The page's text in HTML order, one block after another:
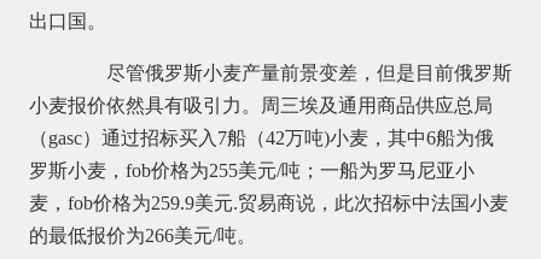
出口国。
尽管俄罗斯小麦产量前景变差，但是目前俄罗斯
小麦报价依然具有吸引力。周三埃及通用商品供应总局
（gasc）通过招标买入7船（42万吨)小麦，其中6船为俄
罗斯小麦，fob价格为255美元/吨；一船为罗马尼亚小
麦，fob价格为259.9美元.贸易商说，此次招标中法国小麦
的最低报价为266美元/吨。